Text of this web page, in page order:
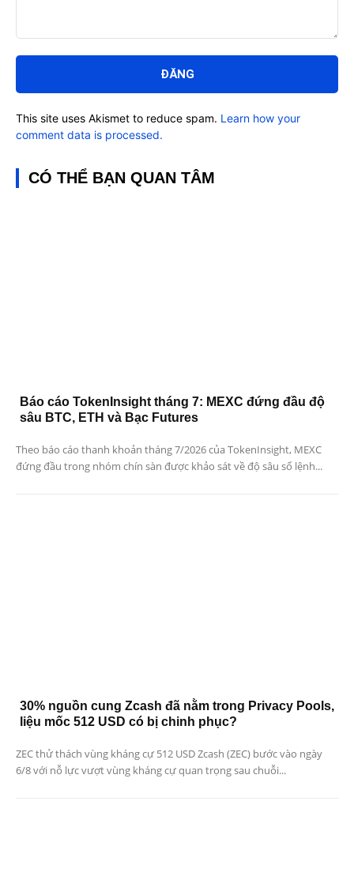
luận:
This site uses Akismet to reduce spam. Learn how your
comment data is processed.
CÓ THỂ BẠN QUAN TÂM
Báo cáo TokenInsight tháng 7: MEXC đứng đầu độ
sâu BTC, ETH và Bạc Futures
Theo báo cáo thanh khoản tháng 7/2026 của TokenInsight, MEXC
đứng đầu trong nhóm chín sàn được khảo sát về độ sâu sổ lệnh...
30% nguồn cung Zcash đã nằm trong Privacy Pools,
liệu mốc 512 USD có bị chinh phục?
ZEC thử thách vùng kháng cự 512 USD Zcash (ZEC) bước vào ngày
6/8 với nỗ lực vượt vùng kháng cự quan trọng sau chuỗi...